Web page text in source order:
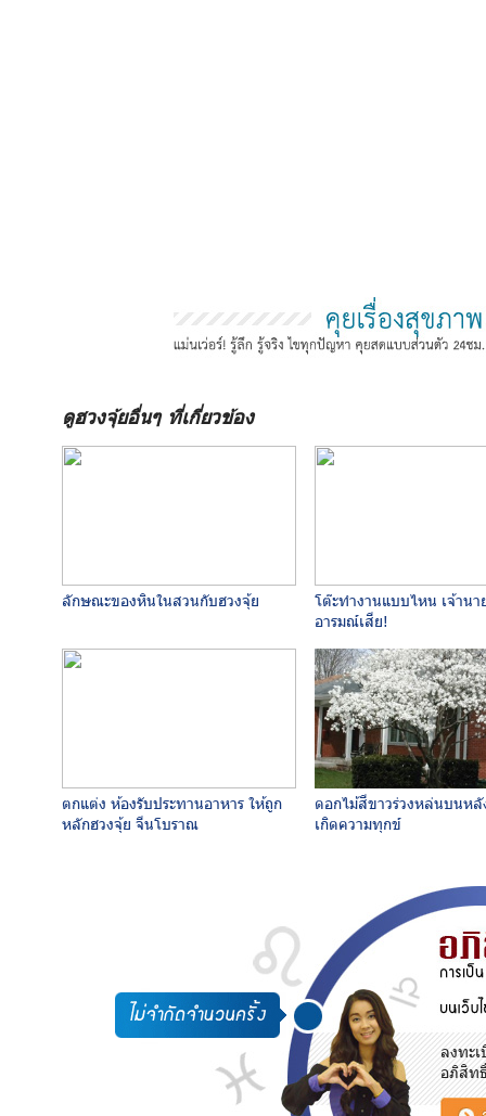
ดูฮวงจุ้ยอื่นๆ ที่เกี่ยวข้อง
ลักษณะของหินในสวนกับฮวงจุ้ย
โต๊ะทำงานแบบไหน เจ้านา
อารมณ์เสีย!
ตกแต่ง ห้องรับประทานอาหาร ให้ถูก
หลักฮวงจุ้ย จีนโบราณ
ดอกไม้สีขาวร่วงหล่นบนหลั
เกิดความทุกข์
ลงทะ
อภิสิท